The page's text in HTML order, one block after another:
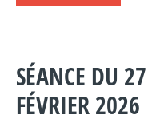
SÉANCE DU 27
FÉVRIER 2026